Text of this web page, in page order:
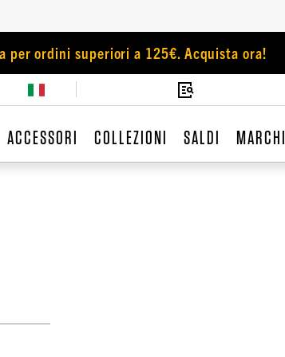
per ordini superiori a 125€. Acquista ora!
ACCESSORI COLLEZIONI SALDI MARCHI